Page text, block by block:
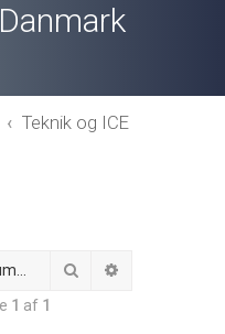
Teknik og ICE
Søg
1 af 1